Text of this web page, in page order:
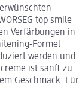
top smile
Verfärbungen in
Formel
werden und
ist sanft zu
Geschmack. Für